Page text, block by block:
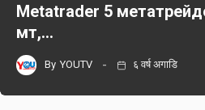
Metatrader 5
мт,…
By YOUTV ६ वर्ष अगाडि